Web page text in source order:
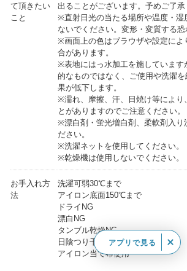
て頂きたい
こと
出ることがございます。予めご了承
※直射日光の当たる場所や温度・湿
ないでください。変形・変質する恐
※画面上の色はブラウザや設定によ
合があります。
※表地にはっ水加工を施しています
的なものではなく、ご使用や洗濯
果が低下します。
※濡れ、摩擦、汗、日焼け等により
とがありますのでご注意ください。
※漂白剤・蛍光増白剤、柔軟剤入り
ださい。
※洗濯ネットを使用してください。
※乾燥機は使用しないでください。
お手入れ方
法
洗濯可弱30℃まで
アイロン底面150℃まで
ドライNG
漂白NG
タンブル乾燥NG
日陰つり干し
アイロン当て布使用
アプリで見る